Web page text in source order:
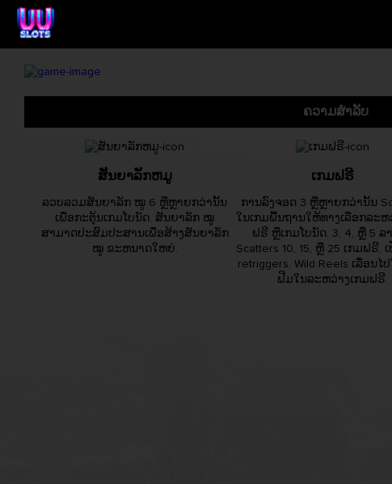
ຄວາມສຳລັບ
ສັນຍາລັກຫມູ
ລວບລວມສັນຍາລັກ ໝູ 6 ຫຼືຫຼາຍກວ່ານັ້ນ
ເພື່ອກະຕຸ້ນເກມໂບນັດ. ສັນຍາລັກ ໝູ
ສາມາດປະສົມປະສານເພື່ອສ້າງສັນຍາລັກ
ໝູ ຂະຫນາດໃຫຍ່.
ເກມຟຣີ
ການລົງຈອດ 3 ຫຼືຫຼາຍກວ່ານັ້ນ
ໃນເກມພື້ນຖານໃຫ້ທາງເລືອກລະຫວ່
ຟຣີ ຫຼືເກມໂບນັດ. 3, 4, ຫຼື 5 ລາ
Scatters 10, 15, ຫຼື 25 ເກມຟຣີ, ເ
retriggers. Wild Reels ເລື່ອນໄ
ຟີມໃນລະຫວ່າງເກມຟຣີ.